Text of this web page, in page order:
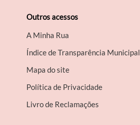
Outros acessos
A Minha Rua
Índice de Transparência Municipal
Mapa do site
Política de Privacidade
Livro de Reclamações